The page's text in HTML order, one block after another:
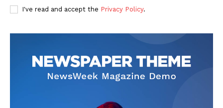
I've read and accept the Privacy Policy.